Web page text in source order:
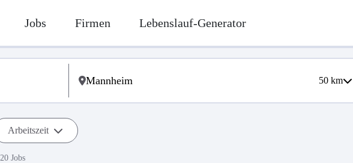
Jobs Firmen Lebenslauf-Generator
50km
Arbeitszeit
20 Jobs